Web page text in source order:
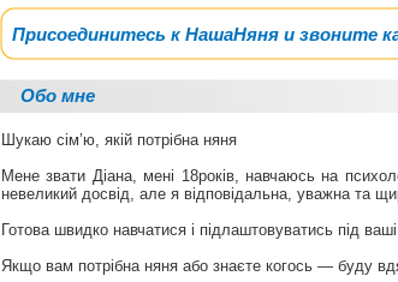
Присоединитесь к НашаНяня и звоните
Обо мне
Шукаю сім’ю, якій потрібна няня
Мене звати Діана, мені 18років, навчаюсь на
невеликий досвід, але я відповідальна, уважна та
Готова швидко навчатися і підлаштовуватись під
Якщо вам потрібна няня або знаєте когось — буду